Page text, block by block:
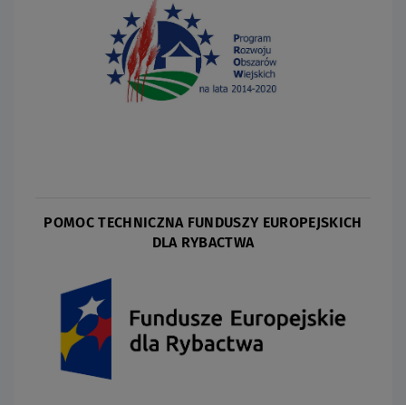
POMOC TECHNICZNA FUNDUSZY EUROPEJSKICH
DLA RYBACTWA